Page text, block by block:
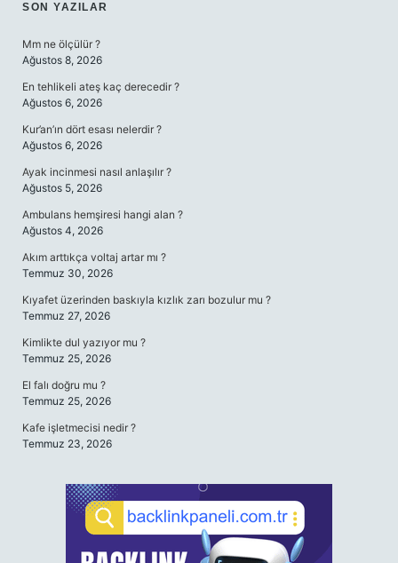
SIDEBAR
SON YAZILAR
Mm ne ölçülür ?
Ağustos 8, 2026
En tehlikeli ateş kaç derecedir ?
Ağustos 6, 2026
Kur’an’ın dört esası nelerdir ?
Ağustos 6, 2026
Ayak incinmesi nasıl anlaşılır ?
Ağustos 5, 2026
Ambulans hemşiresi hangi alan ?
Ağustos 4, 2026
Akım arttıkça voltaj artar mı ?
Temmuz 30, 2026
Kıyafet üzerinden baskıyla kızlık zarı bozulur mu ?
Temmuz 27, 2026
Kimlikte dul yazıyor mu ?
Temmuz 25, 2026
El falı doğru mu ?
Temmuz 25, 2026
Kafe işletmecisi nedir ?
Temmuz 23, 2026